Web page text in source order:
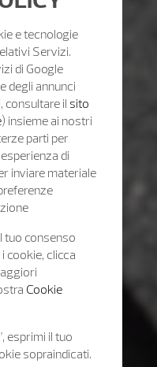
e tecnologie
Servizi.
di Google
degli annunci
consultare il sito
) insieme ai nostri
parti per
di
inviare materiale
tuo consenso
cookie, clicca
Cookie
esprimi il tuo
sopraindicati.